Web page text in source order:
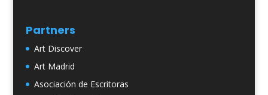
Partners
Art Discover
Art Madrid
Asociación de Escritoras